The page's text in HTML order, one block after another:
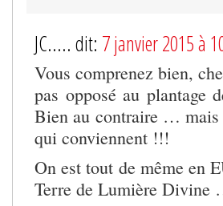
JC..... dit: 7 janvier 2015 à
Vous comprenez bien,
pas opposé au plantage
Bien au contraire … mais
qui conviennent !!!
On est tout de même en
Terre de Lumière Divine